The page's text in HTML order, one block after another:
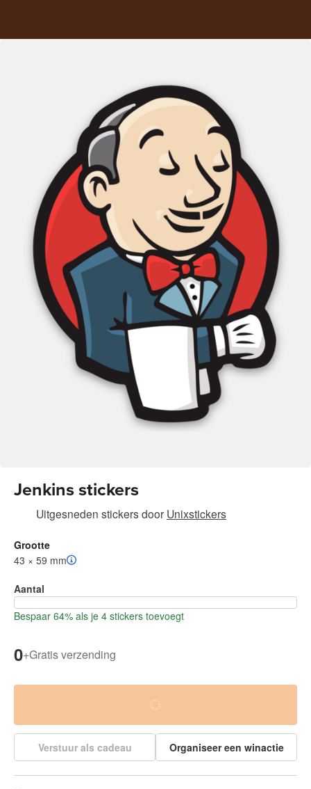
Jenkins stickers
Uitgesneden stickersdoor Unixstickers
Grootte
43 × 59 mm
Aantal
Bespaar 64% als je 4 stickers toevoegt
0+Gratis verzending
Verstuur als cadeau Organiseer een winactie